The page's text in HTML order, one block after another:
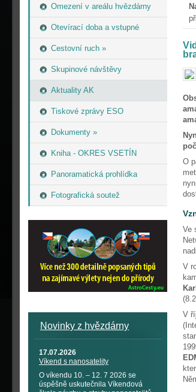
Omezení v areálu hvězdárny
Otevírací doba a vstupné
Cestovní ruch »
Skupinové návštěvy
Aktuality AK
Tiskové zprávy ESO
Dokumenty »
Kniha - OKRES VSETÍN
Panoramatická prohlídka
Fotografická soutež
Novinky z hvězdárny
17.07.2026
Víkend s nanosatelity
O víkendu 10. – 12. 7 2026 se
úspěšně uskutečnila Víkendová
O
Ve
V
V